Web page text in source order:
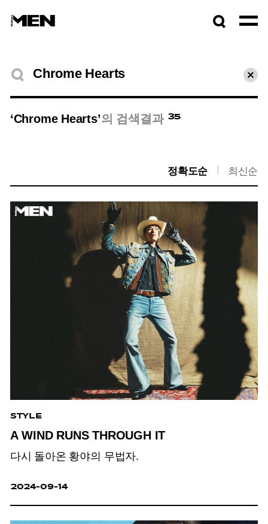
검색결과
초기
‘Chrome Hearts’의 검색결과 35
정확도순 최신순
STYLE
A WIND RUNS THROUGH IT
다시 돌아온 황야의 무법자.
2024-09-14